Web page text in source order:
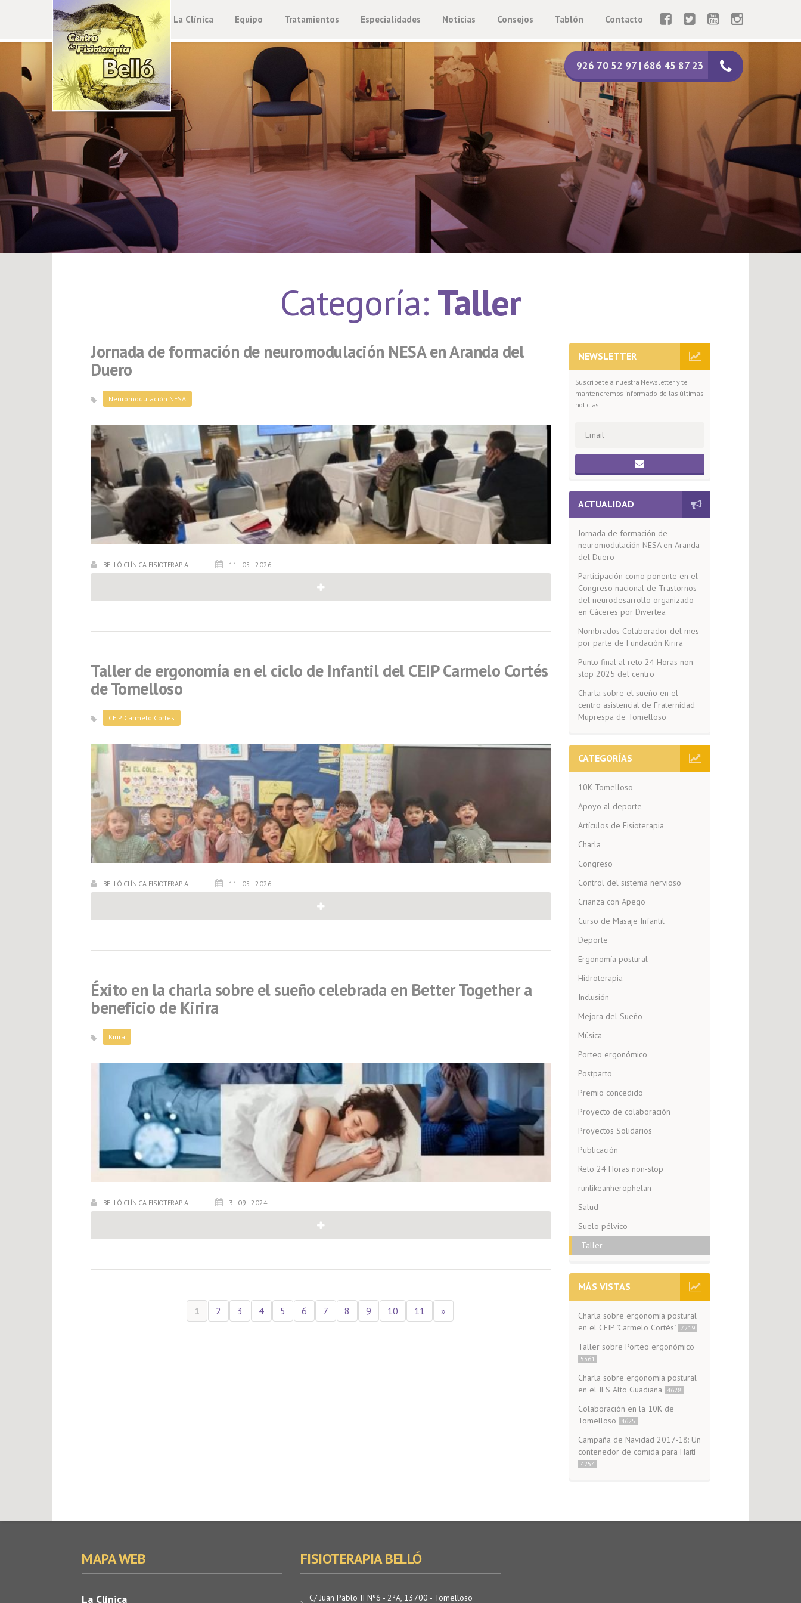
La Clínica Equipo Tratamientos Especialidades Noticias Consejos Tablón Contacto
926 70 52 97 | 686 45 87 23
Categoría: Taller
Jornada de formación de neuromodulación NESA en Aranda del
Duero
Neuromodulación NESA
BELLÓ CLÍNICA FISIOTERAPIA 11 - 05 - 2026
Taller de ergonomía en el ciclo de Infantil del CEIP Carmelo Cortés
de Tomelloso
CEIP Carmelo Cortés
BELLÓ CLÍNICA FISIOTERAPIA 11 - 05 - 2026
Éxito en la charla sobre el sueño celebrada en Better Together a
beneficio de Kirira
Kirira
BELLÓ CLÍNICA FISIOTERAPIA 3 - 09 - 2024
1 2 3 4 5 6 7 8 9 10 11 »
NEWSLETTER
Suscríbete a nuestra Newsletter y te
mantendremos informado de las últimas
noticias.
ACTUALIDAD
Jornada de formación de
neuromodulación NESA en Aranda
del Duero
Participación como ponente en el
Congreso nacional de Trastornos
del neurodesarrollo organizado
en Cáceres por Divertea
Nombrados Colaborador del mes
por parte de Fundación Kirira
Punto final al reto 24 Horas non
stop 2025 del centro
Charla sobre el sueño en el
centro asistencial de Fraternidad
Muprespa de Tomelloso
CATEGORÍAS
10K Tomelloso
Apoyo al deporte
Artículos de Fisioterapia
Charla
Congreso
Control del sistema nervioso
Crianza con Apego
Curso de Masaje Infantil
Deporte
Ergonomía postural
Hidroterapia
Inclusión
Mejora del Sueño
Música
Porteo ergonómico
Postparto
Premio concedido
Proyecto de colaboración
Proyectos Solidarios
Publicación
Reto 24 Horas non-stop
runlikeanherophelan
Salud
Suelo pélvico
Taller
MÁS VISTAS
Charla sobre ergonomía postural
en el CEIP "Carmelo Cortés" 7219
Taller sobre Porteo ergonómico
5361
Charla sobre ergonomía postural
en el IES Alto Guadiana
4628
Colaboración en la 10K de
Tomelloso
4625
Campaña de Navidad 2017-18: Un
contenedor de comida para Haití
4254
MAPA WEB
La Clínica
FISIOTERAPIA BELLÓ
C/ Juan Pablo II Nº6 - 2ºA, 13700 - Tomelloso